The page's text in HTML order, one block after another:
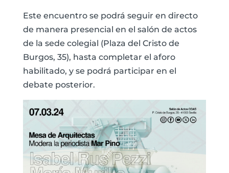
Este encuentro se podrá seguir en directo
de manera presencial en el salón de actos
de la sede colegial (Plaza del Cristo de
Burgos, 35), hasta completar el aforo
habilitado, y se podrá participar en el
debate posterior.